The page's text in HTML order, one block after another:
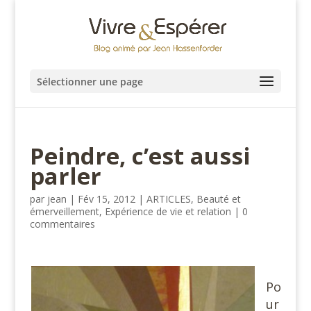
Sélectionner une page
Peindre, c’est aussi
parler
par jean | Fév 15, 2012| ARTICLES, Beauté et
émerveillement, Expérience de vie et relation | 0
commentaires
Po
ur